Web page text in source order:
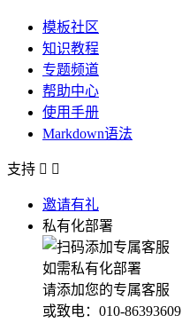
模板社区
知识教程
专题频道
帮助中心
使用手册
Markdown语法
支持  
邀请有礼
私有化部署
如需私有化部署
请添加您的专属客服
或致电：010-86393609